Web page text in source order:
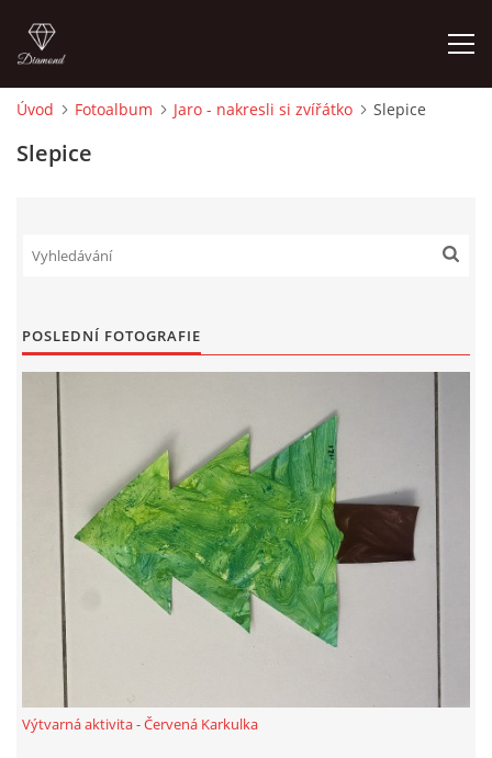
FOTOALBUM
DĚJINY VÝTVARNÉHO UMĚNÍ
ROČNÍ PLÁN - INSPIRACE /DLE NOVÉHO RVP PV 2025
VZDĚLÁVACÍ BLOK ZÁŘÍ
VZDĚLÁVACÍ BLOK ŘÍJEN
VZDĚLÁVACÍ BLOK LISTOPAD
VZDĚLÁVACÍ BLOK PROSINEC
Úvod Fotoalbum Jaro - nakresli si zvířátko Slepice
Slepice
POSLEDNÍ FOTOGRAFIE
Výtvarná aktivita - Červená Karkulka